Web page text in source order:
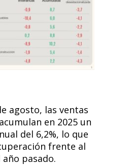
agosto, las ventas
en 2025 un
del 6,2%, lo que
frente al
pasado.